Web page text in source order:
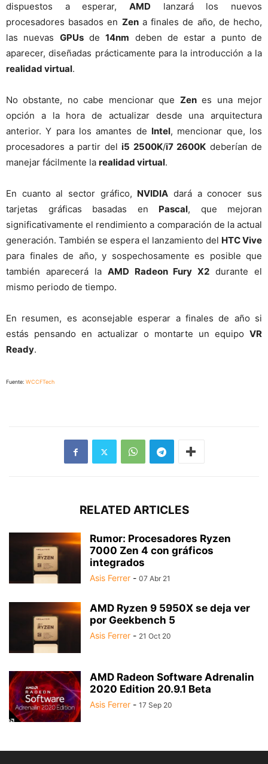
dispuestos a esperar, AMD lanzará los nuevos
procesadores basados en Zena finales de año, de hecho,
las nuevas GPUsde14nm deben de estar a punto de
aparecer, diseñadas prácticamente para la introducción a la
realidad virtual.
No obstante, no cabe mencionar que Zenes una mejor
opción a la hora de actualizar desde una arquitectura
anterior. Y para los amantes de Intel, mencionar que, los
procesadores a partir del i5 2500K/i7 2600K deberían de
manejar fácilmente la realidad virtual.
En cuanto al sector gráfico, NVIDIA dará a conocer sus
tarjetas gráficas basadas en Pascal, que mejoran
significativamente el rendimiento a comparación de la actual
generación. También se espera el lanzamiento del HTC Vive
para finales de año, y sospechosamente es posible que
también aparecerá la AMD Radeon Fury X2 durante el
mismo periodo de tiempo.
En resumen, es aconsejable esperar a finales de año si
estás pensando en actualizar o montarte un equipo VR
Ready.
Fuente: WCCFTech
RELATED ARTICLES
Rumor: Procesadores Ryzen
7000 Zen 4 con gráficos
integrados
Asis Ferrer - 07 Abr 21
AMD Ryzen 9 5950X se deja ver
por Geekbench 5
Asis Ferrer - 21 Oct 20
AMD Radeon Software Adrenalin
2020 Edition 20.9.1 Beta
Asis Ferrer - 17 Sep 20